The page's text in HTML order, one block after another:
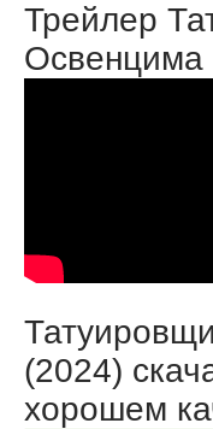
Трейлер
Освенцима
(2024)
хорошем